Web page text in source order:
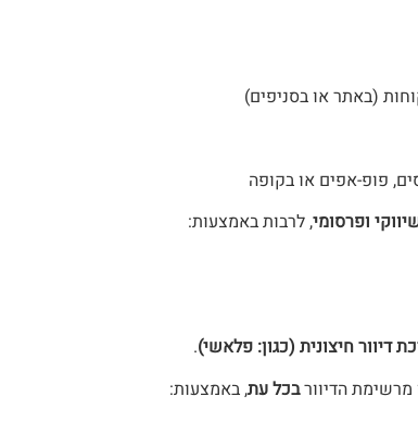
(באתר או בסניפים)
פופ-אפים או בקופה
ופרסומי, לרבות באמצעות:
דיוור חיצונית (כגון: פלאשי).
הדיוורבכל עת, באמצעות: